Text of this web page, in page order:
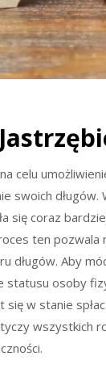
celu
swoich
się coraz
ten pozwala
długów. Aby
statusu osoby
w stanie
wszystkich